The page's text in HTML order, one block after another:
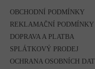
OBCHODNÍ PODMÍNKY
REKLAMAČNÍ PODMÍNKY
DOPRAVA A PLATBA
SPLÁTKOVÝ PRODEJ
OCHRANA OSOBNÍCH DAT